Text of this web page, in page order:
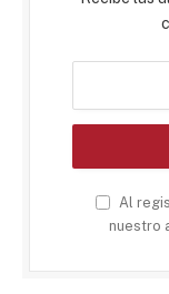
Al
nuestro